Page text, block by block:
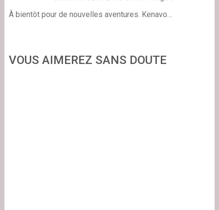
À bientôt pour de nouvelles aventures. Kenavo…
VOUS AIMEREZ SANS DOUTE